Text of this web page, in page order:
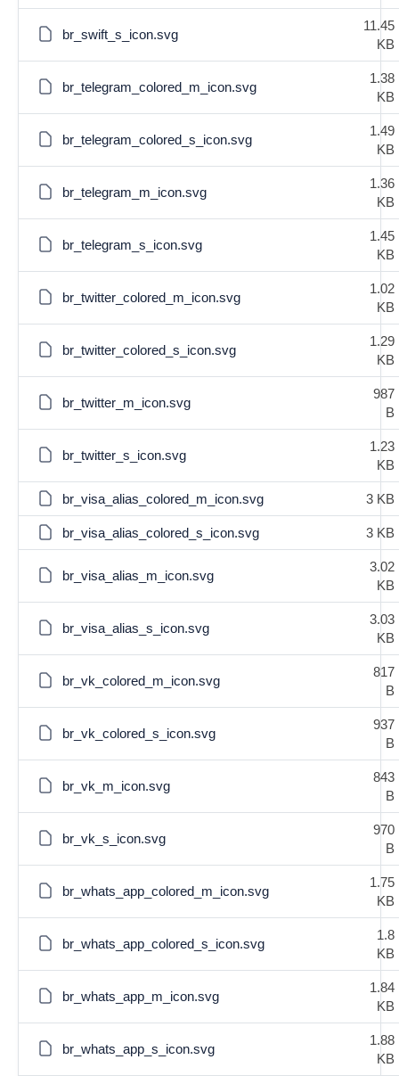
br_swift_s_icon.svg
11.45
KB
br_telegram_colored_m_icon.svg
1.38
KB
br_telegram_colored_s_icon.svg
1.49
KB
br_telegram_m_icon.svg
1.36
KB
br_telegram_s_icon.svg
1.45
KB
br_twitter_colored_m_icon.svg
1.02
KB
br_twitter_colored_s_icon.svg
1.29
KB
br_twitter_m_icon.svg
987
B
br_twitter_s_icon.svg
1.23
KB
br_visa_alias_colored_m_icon.svg 3 KB
br_visa_alias_colored_s_icon.svg 3 KB
br_visa_alias_m_icon.svg
3.02
KB
br_visa_alias_s_icon.svg
3.03
KB
br_vk_colored_m_icon.svg
817
B
br_vk_colored_s_icon.svg
937
B
br_vk_m_icon.svg
843
B
br_vk_s_icon.svg
970
B
br_whats_app_colored_m_icon.svg
1.75
KB
br_whats_app_colored_s_icon.svg
1.8
KB
br_whats_app_m_icon.svg
1.84
KB
br_whats_app_s_icon.svg
1.88
KB